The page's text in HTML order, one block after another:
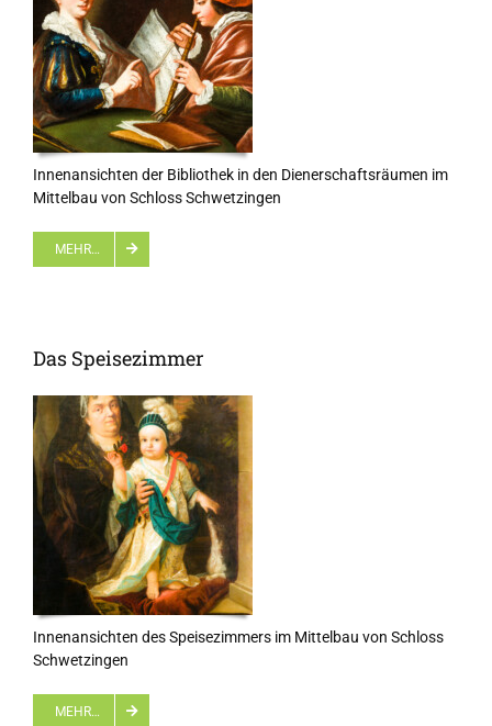
Innenansichten der Bibliothek in den Dienerschaftsräumen im
Mittelbau von Schloss Schwetzingen
MEHR…
Das Speisezimmer
Innenansichten des Speisezimmers im Mittelbau von Schloss
Schwetzingen
MEHR…